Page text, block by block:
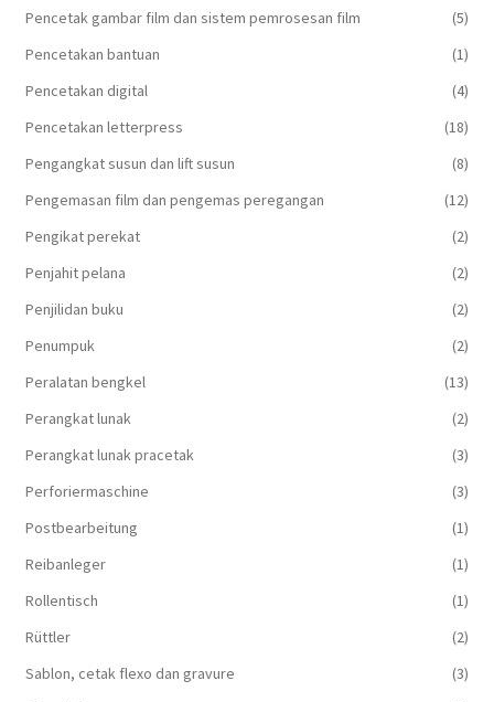
Pencetak gambar film dan sistem pemrosesan film
(5)
Pencetakan bantuan
(1)
Pencetakan digital
(4)
Pencetakan letterpress
(18)
Pengangkat susun dan lift susun
(8)
Pengemasan film dan pengemas peregangan
(12)
Pengikat perekat
(2)
Penjahit pelana
(2)
Penjilidan buku
(2)
Penumpuk
(2)
Peralatan bengkel
(13)
Perangkat lunak
(2)
Perangkat lunak pracetak
(3)
Perforiermaschine
(3)
Postbearbeitung
(1)
Reibanleger
(1)
Rollentisch
(1)
Rüttler
(2)
Sablon, cetak flexo dan gravure
(3)